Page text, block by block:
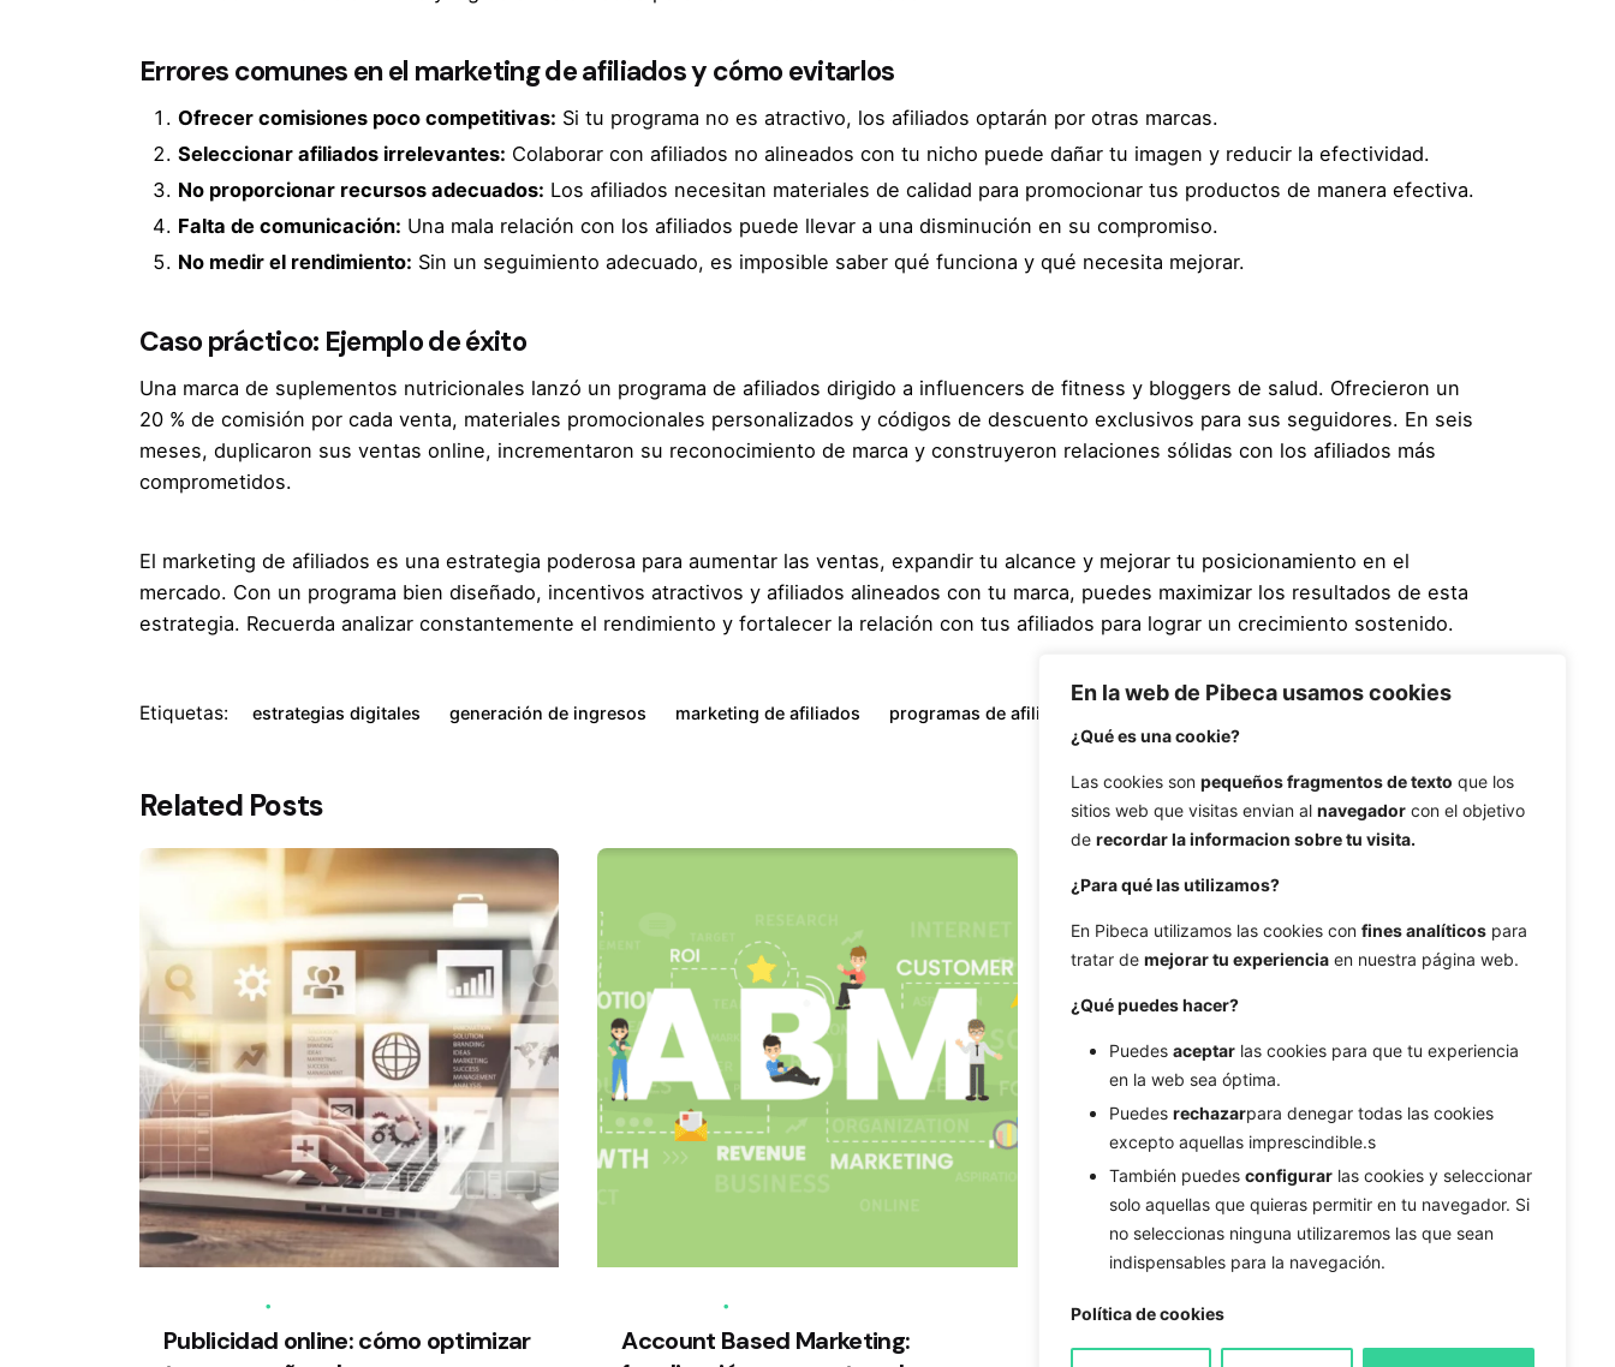
En la web de Pibeca usamos cookies
¿Qué es una cookie?
Las cookies son pequeños fragmentos de texto que los
sitios web que visitas envian al navegador con el objetivo
de recordar la informacion sobre tu visita.
¿Para qué las utilizamos?
En Pibeca utilizamos las cookies con fines analíticos para
tratar de mejorar tu experiencia en nuestra página web.
¿Qué puedes hacer?
Puedes aceptar las cookies para que tu experiencia
en la web sea óptima.
Puedes rechazarpara denegar todas las cookies
excepto aquellas imprescindible.s
También puedes configurar las cookies y seleccionar
solo aquellas que quieras permitir en tu navegador. Si
no seleccionas ninguna utilizaremos las que sean
indispensables para la navegación.
Política de cookies
Errores comunes en el marketing de afiliados y cómo evitarlos
Ofrecer comisiones poco competitivas: Si tu programa no es atractivo, los afiliados optarán por otras marcas.
Seleccionar afiliados irrelevantes: Colaborar con afiliados no alineados con tu nicho puede dañar tu imagen y reducir la efectividad.
No proporcionar recursos adecuados: Los afiliados necesitan materiales de calidad para promocionar tus productos de manera efectiva.
Falta de comunicación: Una mala relación con los afiliados puede llevar a una disminución en su compromiso.
No medir el rendimiento: Sin un seguimiento adecuado, es imposible saber qué funciona y qué necesita mejorar.
Caso práctico: Ejemplo de éxito
Una marca de suplementos nutricionales lanzó un programa de afiliados dirigido a influencers de fitness y bloggers de salud. Ofrecieron un
20 % de comisión por cada venta, materiales promocionales personalizados y códigos de descuento exclusivos para sus seguidores. En seis
meses, duplicaron sus ventas online, incrementaron su reconocimiento de marca y construyeron relaciones sólidas con los afiliados más
comprometidos.
El marketing de afiliados es una estrategia poderosa para aumentar las ventas, expandir tu alcance y mejorar tu posicionamiento en el
mercado. Con un programa bien diseñado, incentivos atractivos y afiliados alineados con tu marca, puedes maximizar los resultados de esta
estrategia. Recuerda analizar constantemente el rendimiento y fortalecer la relación con tus afiliados para lograr un crecimiento sostenido.
Etiquetas: estrategias digitales generación de ingresos marketing de afiliados programas de afiliados
Related Posts
Publicidad online: cómo optimizar
Account Based Marketing:
19/12/2024 6 min de lectura
Cómo medir el éxito de tus